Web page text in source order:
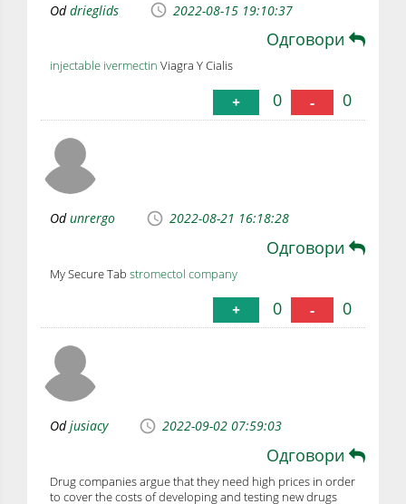
Oddrieglids 2022-08-15 19:10:37
Одговори
injectable ivermectin Viagra Y Cialis
+ 0 - 0
Odunrergo 2022-08-21 16:18:28
Одговори
My Secure Tab stromectol company
+ 0 - 0
Odjusiacy 2022-09-02 07:59:03
Одговори
Drug companies argue that they need high prices in order
to cover the costs of developing and testing new drugs